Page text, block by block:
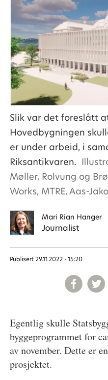
Slik var det foreslått
Hovedbygningen
er under arbeid, i
Riksantikvaren.
Møller, Rolvung og
Works, MTRE, Aas-
Mari Rian Hanger
Journalist
Publisert 29.11.2022 - 15:20
Egentlig skulle
byggeprogrammet for
av november. Dette er
prosjektet.